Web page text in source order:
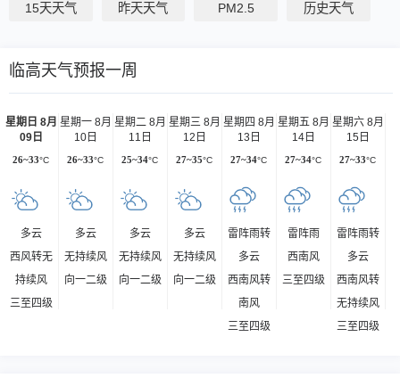
15天天气 昨天天气 PM2.5 历史天气
临高天气预报一周
星期日 8月
09日
26~33°C
多云
西风转无
持续风
三至四级
星期一 8月
10日
26~33°C
多云
无持续风
向一二级
星期二 8月
11日
25~34°C
多云
无持续风
向一二级
星期三 8月
12日
27~35°C
多云
无持续风
向一二级
星期四 8月
13日
27~34°C
雷阵雨转
多云
西南风转
南风
三至四级
星期五 8月
14日
27~34°C
雷阵雨
西南风
三至四级
星期六 8月
15日
27~33°C
雷阵雨转
多云
西南风转
无持续风
三至四级